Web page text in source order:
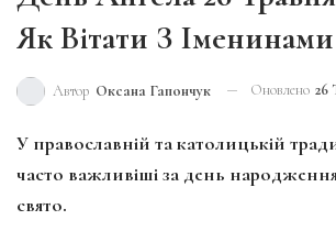
Як Вітати З Іменинами
Автор Оксана Гапончук Оновлено 26
У православній та католицькій
часто важливіші за день
свято.